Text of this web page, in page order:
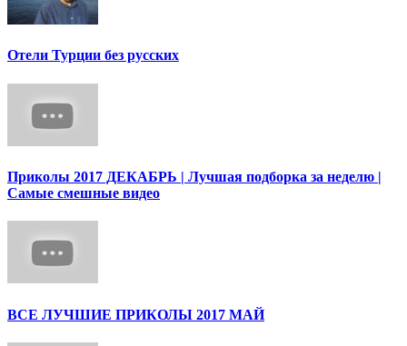
Отели Турции без русских
Приколы 2017 ДЕКАБРЬ | Лучшая подборка за неделю |
Cамые смешные видео
ВСЕ ЛУЧШИЕ ПРИКОЛЫ 2017 МАЙ